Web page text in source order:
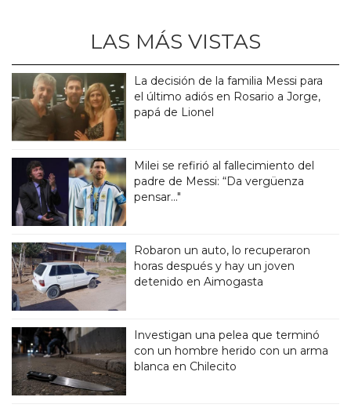
LAS MÁS VISTAS
La decisión de la familia Messi para
el último adiós en Rosario a Jorge,
papá de Lionel
Milei se refirió al fallecimiento del
padre de Messi: “Da vergüenza
pensar..."
Robaron un auto, lo recuperaron
horas después y hay un joven
detenido en Aimogasta
Investigan una pelea que terminó
con un hombre herido con un arma
blanca en Chilecito